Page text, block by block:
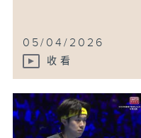
05/04/2026
收看